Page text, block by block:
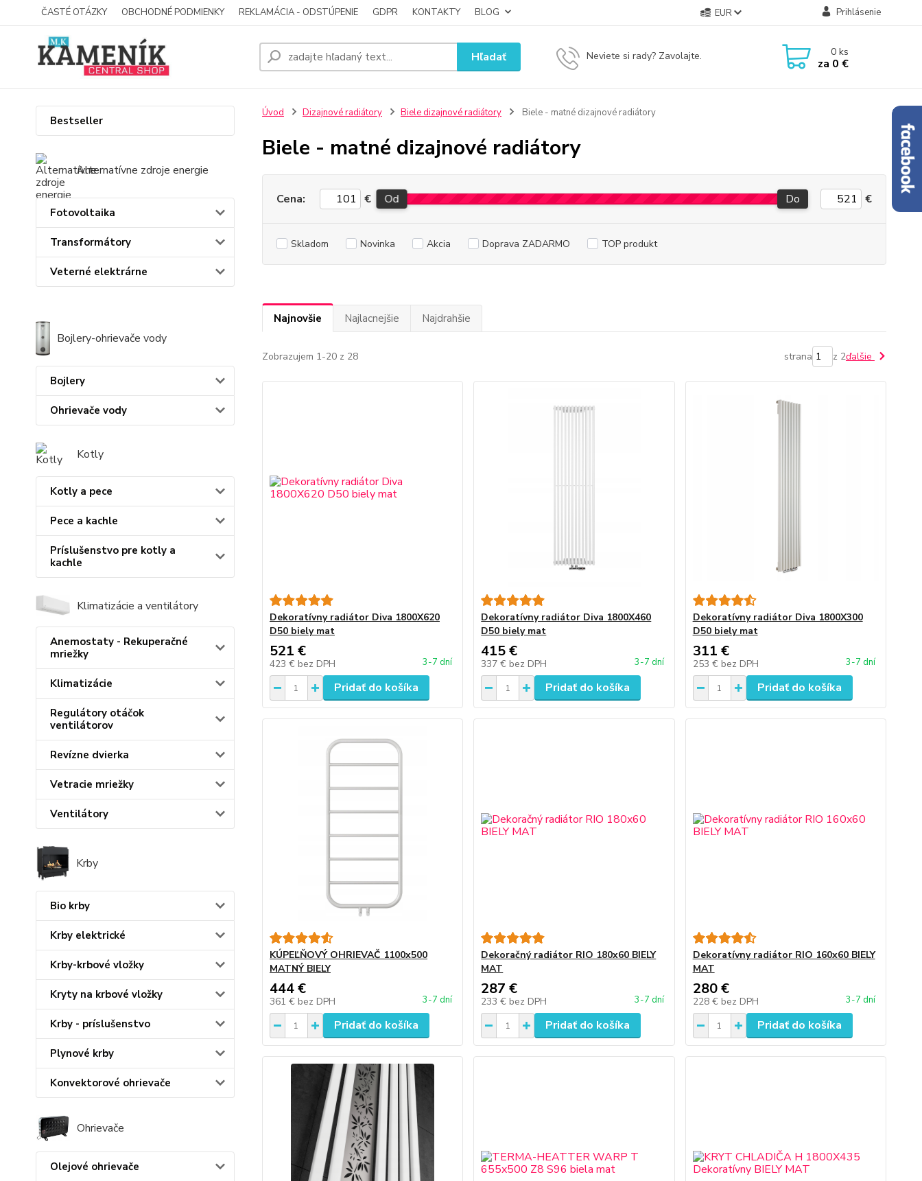
ČASTÉ OTÁZKY OBCHODNÉ PODMIENKY REKLAMÁCIA - ODSTÚPENIE GDPR KONTAKTY BLOG EUR Prihlásenie
Hľadať Neviete si rady? Zavolajte. 0ks
za 0 €
Bestseller
Alternatívne zdroje energie
Fotovoltaika
Transformátory
Veterné elektrárne
Bojlery-ohrievače vody
Bojlery
Ohrievače vody
Kotly
Kotly a pece
Pece a kachle
Príslušenstvo pre kotly a
kachle
Klimatizácie a ventilátory
Anemostaty - Rekuperačné
mriežky
Klimatizácie
Regulátory otáčok
ventilátorov
Revízne dvierka
Vetracie mriežky
Ventilátory
Krby
Bio krby
Krby elektrické
Krby-krbové vložky
Kryty na krbové vložky
Krby - príslušenstvo
Plynové krby
Konvektorové ohrievače
Ohrievače
Olejové ohrievače
Úvod Dizajnové radiátory Biele dizajnové radiátory Biele - matné dizajnové radiátory
Biele - matné dizajnové radiátory
Cena: € Od Do €
Skladom Novinka Akcia Doprava ZADARMO TOP produkt
Najnovšie Najlacnejšie Najdrahšie
Zobrazujem 1-20 z 28 strana z 2ďalšie
Dekoratívny radiátor Diva 1800X620
D50 biely mat
521 €
423 € bez DPH 3-7 dní
Pridať do košíka
Dekoratívny radiátor Diva 1800X460
D50 biely mat
415 €
337 € bez DPH 3-7 dní
Pridať do košíka
Dekoratívny radiátor Diva 1800X300
D50 biely mat
311 €
253 € bez DPH 3-7 dní
Pridať do košíka
KÚPEĽŇOVÝ OHRIEVAČ 1100x500
MATNÝ BIELY
444 €
361 € bez DPH 3-7 dní
Pridať do košíka
Dekoračný radiátor RIO 180x60 BIELY
MAT
287 €
233 € bez DPH 3-7 dní
Pridať do košíka
Dekoratívny radiátor RIO 160x60 BIELY
MAT
280 €
228 € bez DPH 3-7 dní
Pridať do košíka